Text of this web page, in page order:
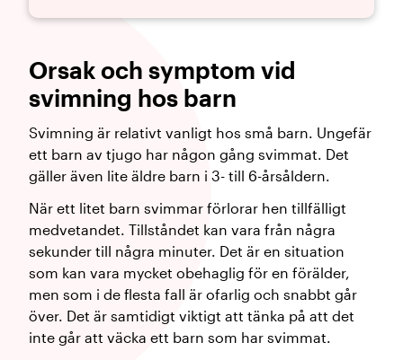
​Orsak och symptom vid
svimning hos barn
Svimning är relativt vanligt hos små barn. Ungefär
ett barn av tjugo har någon gång svimmat. Det
gäller även lite äldre barn i 3- till 6-årsåldern.
När ett litet barn svimmar förlorar hen tillfälligt
medvetandet. Tillståndet kan vara från några
sekunder till några minuter. Det är en situation
som kan vara mycket obehaglig för en förälder,
men som i de flesta fall är ofarlig och snabbt går
över. Det är samtidigt viktigt att tänka på att det
inte går att väcka ett barn som har svimmat.